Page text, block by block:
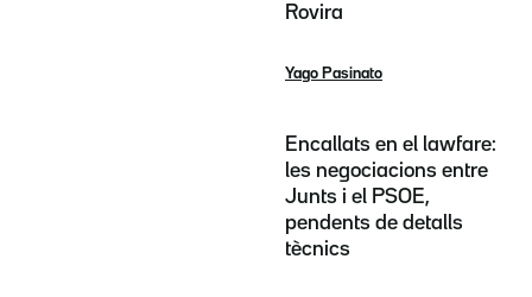
Rovira
Yago Pasinato
Encallats en el lawfare:
les negociacions entre
Junts i el PSOE,
pendents de detalls
tècnics